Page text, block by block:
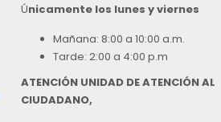
Únicamente los lunes y viernes
Mañana: 8:00 a 10:00 a.m.
Tarde: 2:00 a 4:00 p.m
ATENCIÓN UNIDAD DE ATENCIÓN AL
CIUDADANO,